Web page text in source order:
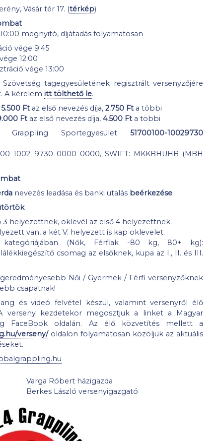
Vásár tér 17. (térkép)
megnyitó, díjátadás folyamatosan
vége 9:45
12:00
vége 13:00
tagegyesületének regisztrált versenyzőjére
A kérelem itt tölthető le.
5.500 Ftaz első nevezés díja, 2.750 Fta többi
Ftaz első nevezés díja, 4.500 Fta többi
Sportegyesület 51700100-10029730
1002 9730 0000 0000, SWIFT: MKKBHUHB (MBH
nevezés leadása és banki utalás beérkezése
3 helyezettnek, oklevél az első 4 helyezettnek.
van, a két V. helyezett is kap oklevelet.
(Nők, Férfiak -80 kg, 80+ kg):
csomag az elsőknek, kupa az I., II. és III.
Női / Gyermek / Férfi versenyzőknek
csapatnak!
és videó felvétel készül, valamint versenyről élő
verseny kezdetekor megosztjuk a linket a Magyar
FaceBook oldalán. Az élő közvetítés mellett a
verseny/oldalon folyamatosan közöljük az aktuális
Varga Róbert házigazda
Berkes László versenyigazgató